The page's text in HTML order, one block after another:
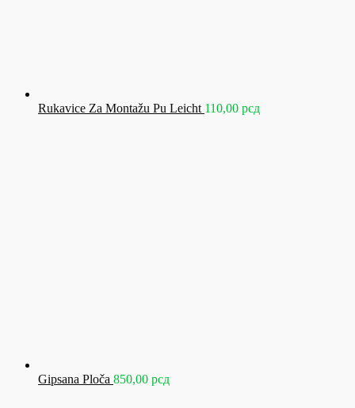
Rukavice Za Montažu Pu Leicht 110,00 рсд
Gipsana Ploča 850,00 рсд